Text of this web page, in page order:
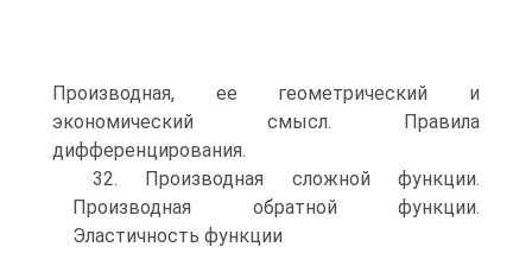
Производная, ее геометрический и
экономический смысл. Правила
дифференцирования.
32. Производная сложной функции.
Производная обратной функции.
Эластичность функции